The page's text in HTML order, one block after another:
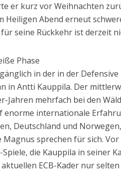
er kurz vor Weihnachten
Heiligen Abend erneut
seine Rückkehr ist derzeit
Phase
in der in der
in Antti Kauppila. Der
Jahren mehrfach bei den
enorme internationale
Deutschland und
sprechen für sich.
die Kauppila in seiner
ECB-Kader nur